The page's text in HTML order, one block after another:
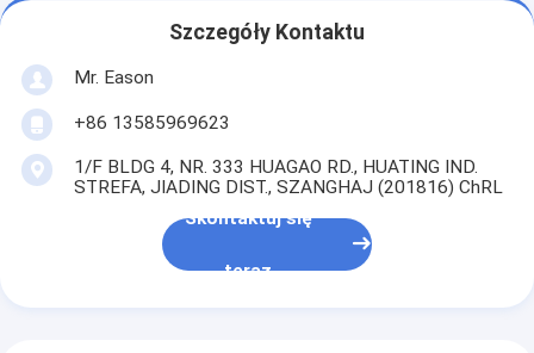
Szczegóły Kontaktu
Mr. Eason
+86 13585969623
1/F BLDG 4, NR. 333 HUAGAO RD., HUATING IND.
STREFA, JIADING DIST., SZANGHAJ (201816) ChRL
Skontaktuj się
teraz